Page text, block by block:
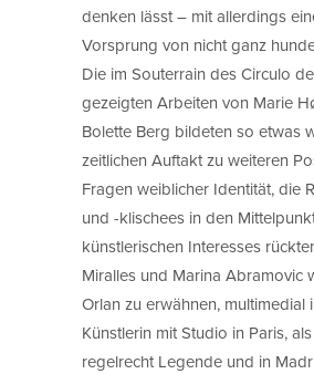
denken lässt – mit allerdings
Vorsprung von nicht ganz
Die im Souterrain des Circulo
gezeigten Arbeiten von Marie
Bolette Berg bildeten so etwas
zeitlichen Auftakt zu weiteren
Fragen weiblicher Identität, die
und -klischees in den
künstlerischen Interesses
Miralles und Marina Abramovic
Orlan zu erwähnen, multimedial
Künstlerin mit Studio in Paris,
regelrecht Legende und in